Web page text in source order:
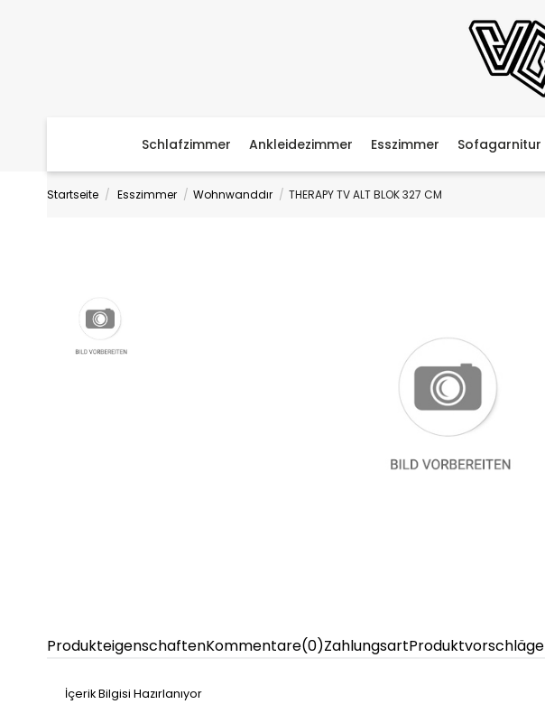
Schlafzimmer Ankleidezimmer Esszimmer Sofagarnitur
Startseite Esszimmer Wohnwanddır THERAPY TV ALT BLOK 327 CM
ProdukteigenschaftenKommentare(0)ZahlungsartProduktvorschläge
İçerik Bilgisi Hazırlanıyor